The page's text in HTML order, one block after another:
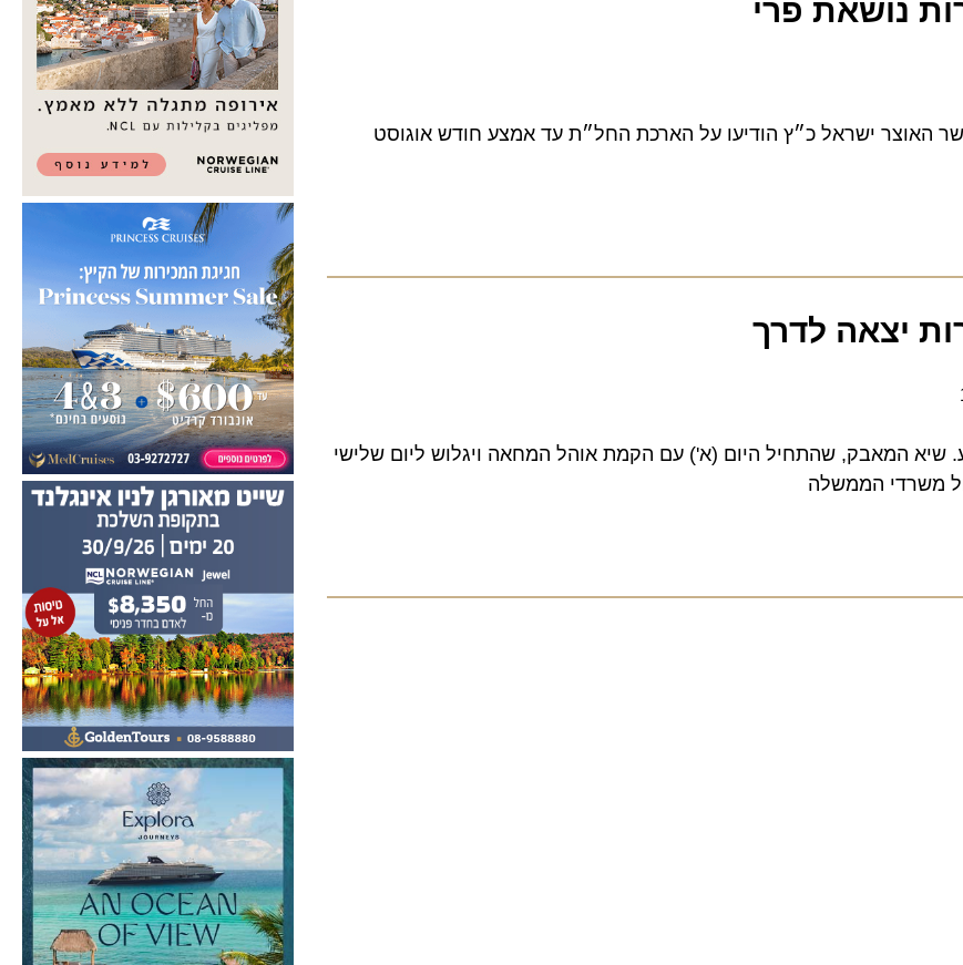
נושאת פרי
ישראל כ״ץ הודיעו על הארכת החל״ת עד אמצע חודש אוגוסט
יצאה לדרך
המאבק, שהתחיל היום (א') עם הקמת אוהל המחאה ויגלוש ליום שלישי
הממשלה